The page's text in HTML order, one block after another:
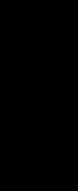
de su estancia